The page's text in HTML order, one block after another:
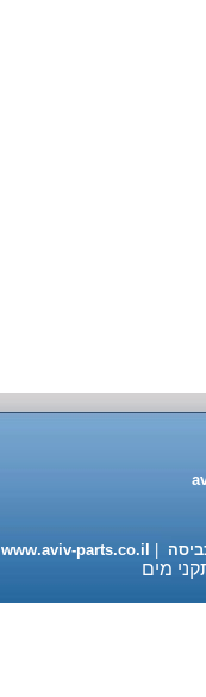
www.aviv-parts.co.il
מים